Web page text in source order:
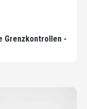
Grenzkontrollen -